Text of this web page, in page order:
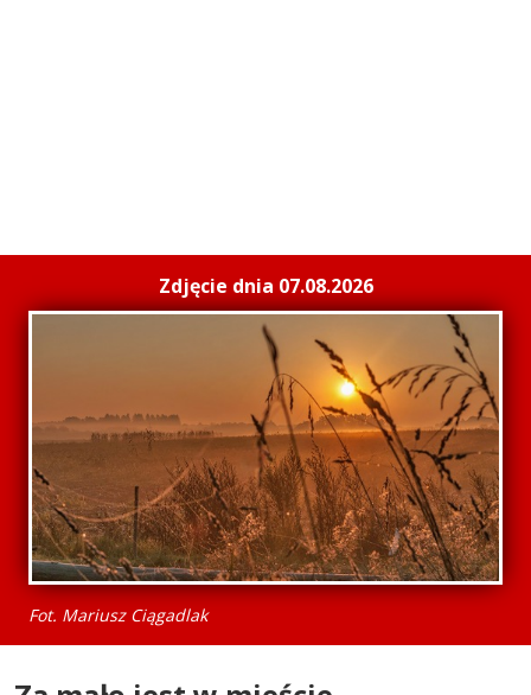
Zdjęcie dnia 07.08.2026
Fot. Mariusz Ciągadlak